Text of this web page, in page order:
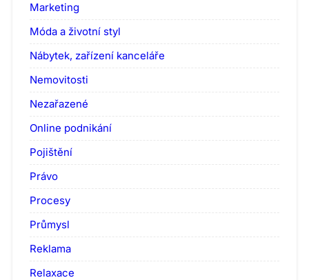
Marketing
Móda a životní styl
Nábytek, zařízení kanceláře
Nemovitosti
Nezařazené
Online podnikání
Pojištění
Právo
Procesy
Průmysl
Reklama
Relaxace